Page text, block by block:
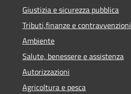
Giustizia e sicurezza pubblica
Tributi,finanze e contravvenzioni
Ambiente
Salute, benessere e assistenza
Autorizzazioni
Agricoltura e pesca